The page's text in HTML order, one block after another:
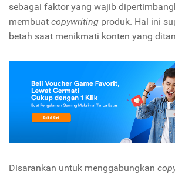
sebagai faktor yang wajib
membuat copywriting produk. Hal ini
betah saat menikmati konten yang
Disarankan untuk menggabungkan